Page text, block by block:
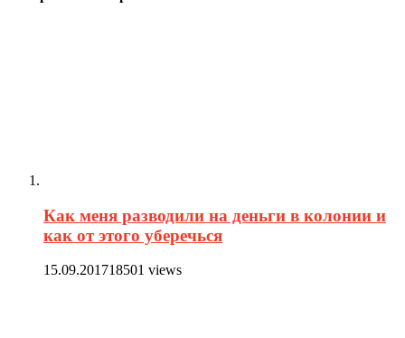
Как меня разводили на деньги в колонии и
как от этого уберечься
15.09.201718501 views